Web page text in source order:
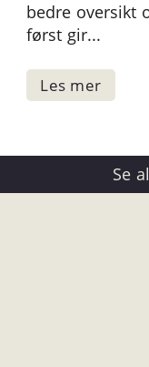
bedre oversikt
først gir...
Se